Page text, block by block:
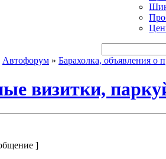
Автофорум » Барахолка, объявления о
визитки,
]